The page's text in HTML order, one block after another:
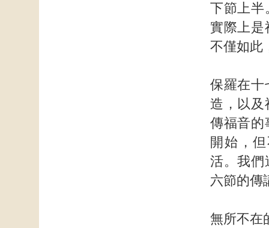
下節上半
實際上是
不僅如此
保羅在十
造，以及
傳福音的
開始，
活。我們
六節的傳
無所不在